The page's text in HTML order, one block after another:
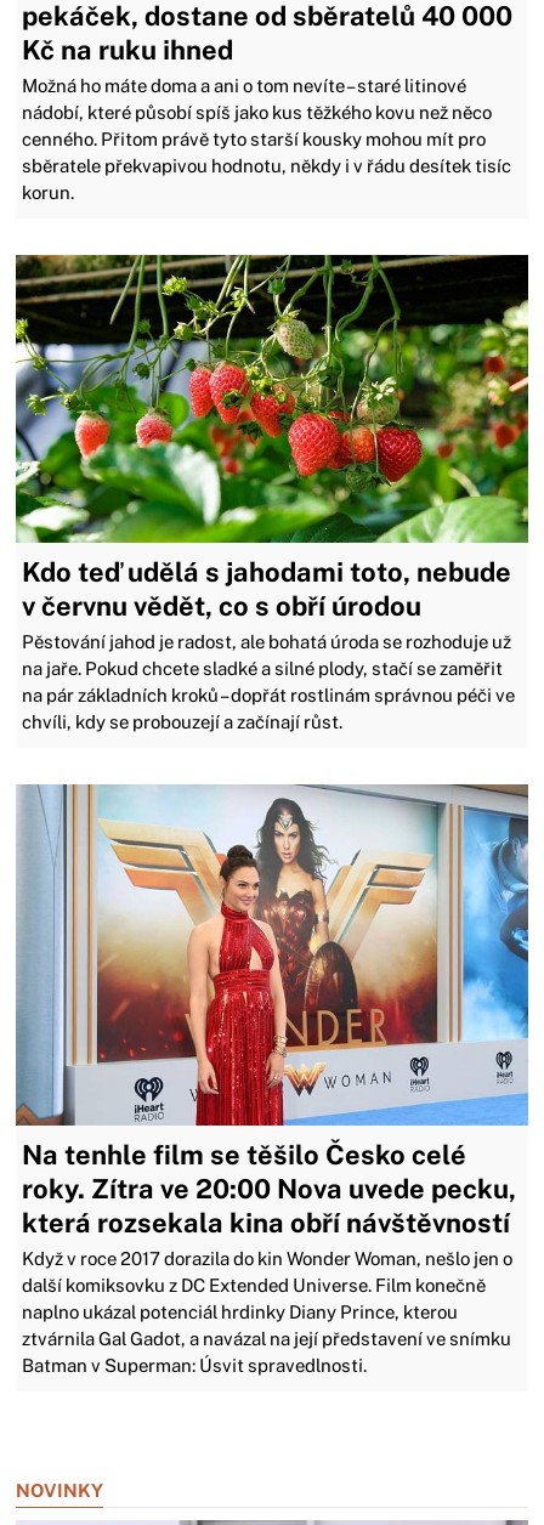
pekáček, dostane od sběratelů 40 000
Kč na ruku ihned
Možná ho máte doma a ani o tom nevíte – staré litinové
nádobí, které působí spíš jako kus těžkého kovu než něco
cenného. Přitom právě tyto starší kousky mohou mít pro
sběratele překvapivou hodnotu, někdy i v řádu desítek tisíc
korun.
Kdo teď udělá s jahodami toto, nebude
v červnu vědět, co s obří úrodou
Pěstování jahod je radost, ale bohatá úroda se rozhoduje už
na jaře. Pokud chcete sladké a silné plody, stačí se zaměřit
na pár základních kroků – dopřát rostlinám správnou péči ve
chvíli, kdy se probouzejí a začínají růst.
Na tenhle film se těšilo Česko celé
roky. Zítra ve 20:00 Nova uvede pecku,
která rozsekala kina obří návštěvností
Když v roce 2017 dorazila do kin Wonder Woman, nešlo jen o
další komiksovku z DC Extended Universe. Film konečně
naplno ukázal potenciál hrdinky Diany Prince, kterou
ztvárnila Gal Gadot, a navázal na její představení ve snímku
Batman v Superman: Úsvit spravedlnosti.
NOVINKY